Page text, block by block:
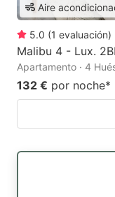
Aire
5.0 (1 evaluación)
Malibu 4 - Lux.
Apartamento · 4
132 € por noche*